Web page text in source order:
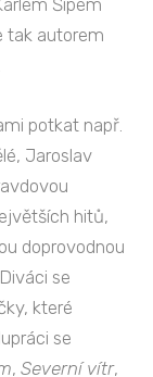
Šípem
tak autorem
potkat např.
Jaroslav
hitů,
doprovodnou
se
které
se
, Severní vítr,